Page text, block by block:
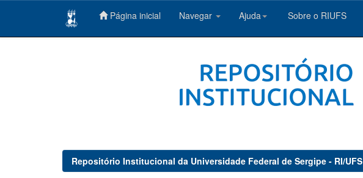
Página inicial Navegar Ajuda Sobre o RIUFS
Repositório Institucional da Universidade Federal de Sergipe - RI/UFS